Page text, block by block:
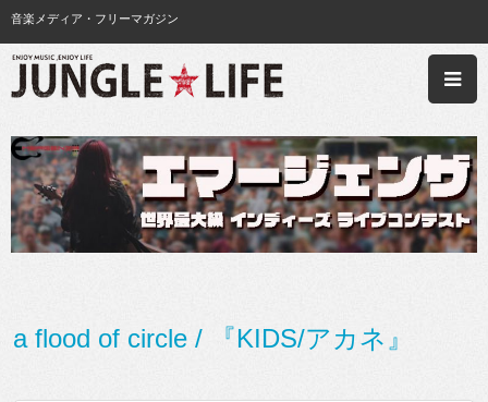
音楽メディア・フリーマガジン
a flood of circle / 『KIDS/アカネ』